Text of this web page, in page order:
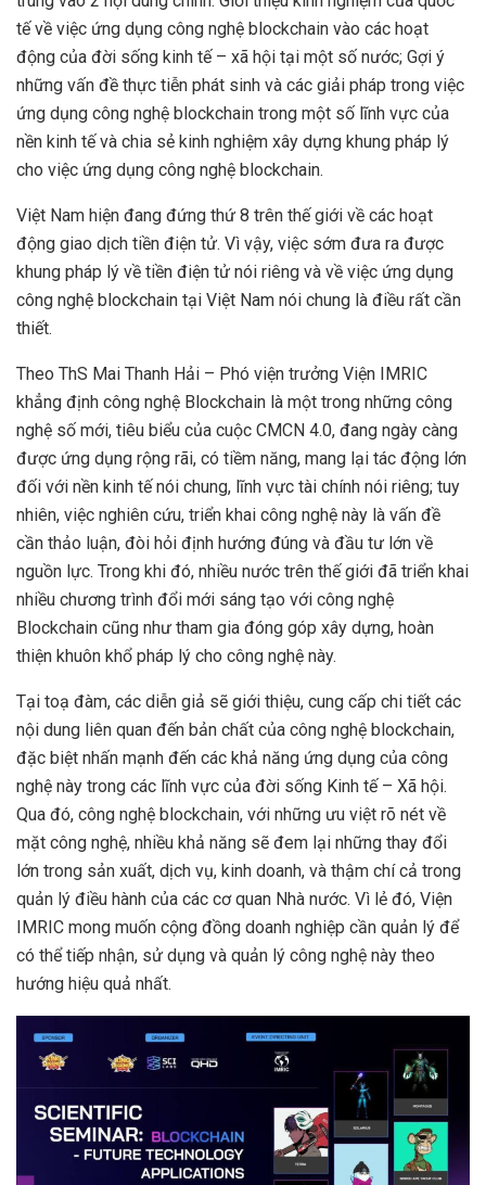
tế về việc ứng dụng công nghệ blockchain vào các hoạt
động của đời sống kinh tế – xã hội tại một số nước; Gợi ý
những vấn đề thực tiễn phát sinh và các giải pháp trong việc
ứng dụng công nghệ blockchain trong một số lĩnh vực của
nền kinh tế và chia sẻ kinh nghiệm xây dựng khung pháp lý
cho việc ứng dụng công nghệ blockchain.
Việt Nam hiện đang đứng thứ 8 trên thế giới về các hoạt
động giao dịch tiền điện tử. Vì vậy, việc sớm đưa ra được
khung pháp lý về tiền điện tử nói riêng và về việc ứng dụng
công nghệ blockchain tại Việt Nam nói chung là điều rất cần
thiết.
Theo ThS Mai Thanh Hải – Phó viện trưởng Viện IMRIC
khẳng định công nghệ Blockchain là một trong những công
nghệ số mới, tiêu biểu của cuộc CMCN 4.0, đang ngày càng
được ứng dụng rộng rãi, có tiềm năng, mang lại tác động lớn
đối với nền kinh tế nói chung, lĩnh vực tài chính nói riêng; tuy
nhiên, việc nghiên cứu, triển khai công nghệ này là vấn đề
cần thảo luận, đòi hỏi định hướng đúng và đầu tư lớn về
nguồn lực. Trong khi đó, nhiều nước trên thế giới đã triển khai
nhiều chương trình đổi mới sáng tạo với công nghệ
Blockchain cũng như tham gia đóng góp xây dựng, hoàn
thiện khuôn khổ pháp lý cho công nghệ này.
Tại toạ đàm, các diễn giả sẽ giới thiệu, cung cấp chi tiết các
nội dung liên quan đến bản chất của công nghệ blockchain,
đặc biệt nhấn mạnh đến các khả năng ứng dụng của công
nghệ này trong các lĩnh vực của đời sống Kinh tế – Xã hội.
Qua đó, công nghệ blockchain, với những ưu việt rõ nét về
mặt công nghệ, nhiều khả năng sẽ đem lại những thay đổi
lớn trong sản xuất, dịch vụ, kinh doanh, và thậm chí cả trong
quản lý điều hành của các cơ quan Nhà nước. Vì lẻ đó, Viện
IMRIC mong muốn cộng đồng doanh nghiệp cần quản lý để
có thể tiếp nhận, sử dụng và quản lý công nghệ này theo
hướng hiệu quả nhất.